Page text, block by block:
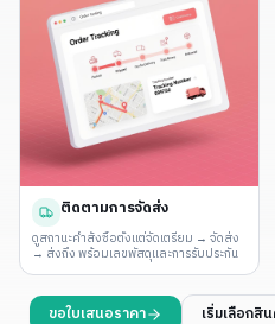
ติดตามการจัดส่ง
ดูสถานะคำสั่งซื้อตั้งแต่จัดเตรียม → จัดส่ง
→ ส่งถึง พร้อมเลขพัสดุและการรับประกัน
ขอใบเสนอราคา เริ่มเลือกสิ